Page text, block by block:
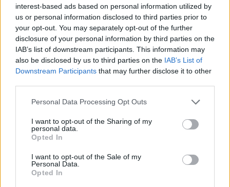
interest-based ads based on personal information utilized by
us or personal information disclosed to third parties prior to
your opt-out. You may separately opt-out of the further
disclosure of your personal information by third parties on the
IAB’s list of downstream participants. This information may
also be disclosed by us to third parties on the IAB’s List of
Downstream Participants that may further disclose it to other
Please note that this website/app uses one or more Google
not limited to your visit or usage behaviour. You may click to
grant or deny consent to Google and its third-party tags to
use your data for below specified purposes in below Google
consent section.
Personal Data Processing Opt Outs
I want to opt-out of the Sharing of my
personal data.
Opted In
I want to opt-out of the Sale of my
Personal Data.
Opted In
Desde el Granada no se ha especificado tiempo de baja de
los jugadores, aunque no parecen tener lesiones de
gravedad. Rochina podría ser el primero en reaparecer pero
será difícil ver a cualquiera de los tres sobre el verde antes
del próximo año.
Arambarri y Jordi Alba no están lesionados
retirarse con ostensibles gestos de dolor en su rodilla. Pese
a que parecía que podía sufrir una lesión en la articulación,
las pruebas han revelado que sólo sufre un golpe, por lo
que estará disponible para los siguientes encuentros.